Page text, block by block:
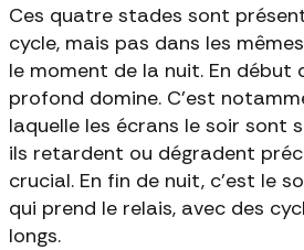
Ces quatre stades sont
cycle, mais pas dans les
le moment de la nuit. En début
profond domine. C'est
laquelle les écrans le soir sont
ils retardent ou dégradent
crucial. En fin de nuit, c'est le
qui prend le relais, avec des
longs.